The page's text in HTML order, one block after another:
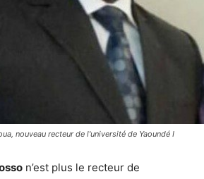
nouveau recteur de l'université de Yaoundé I
n’est plus le recteur de